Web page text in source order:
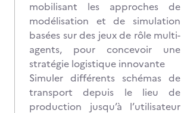
mobilisant les approches de
modélisation et de simulation
basées sur des jeux de rôle multi-
agents, pour concevoir une
stratégie logistique innovante
Simuler différents schémas de
transport depuis le lieu de
production jusqu’à l’utilisateur